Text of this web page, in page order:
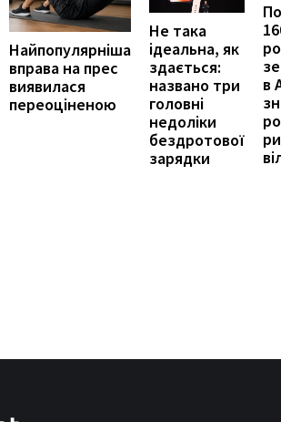
Найпопулярніша
вправа на прес
виявилася
переоціненою
Не така
ідеальна, як
здається:
названо три
головні
недоліки
бездротової
зарядки
в